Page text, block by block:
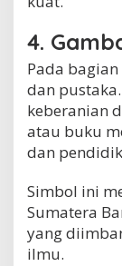
4.
Pada
dan
keberanian
atau buku
dan
Simbol ini
Sumatera
yang
ilmu.